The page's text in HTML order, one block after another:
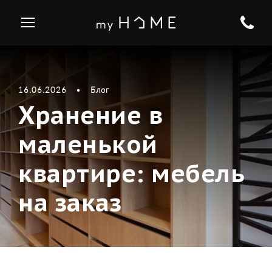
16.06.2026 • Блог
Хранение в
маленькой
квартире: мебель
на заказ